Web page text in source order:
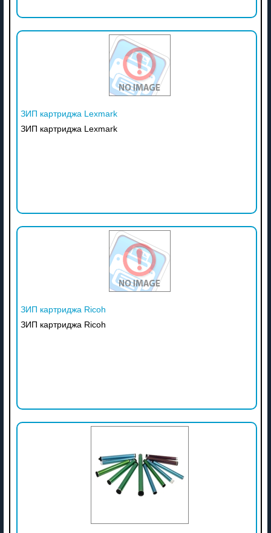
ЗИП картриджа Lexmark
ЗИП картриджа Lexmark
ЗИП картриджа Ricoh
ЗИП картриджа Ricoh